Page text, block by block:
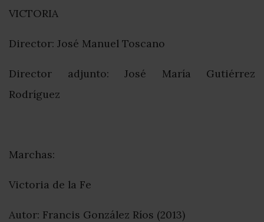
VICTORIA
Director: José Manuel Toscano
Director adjunto: José María Gutiérrez
Rodríguez
Marchas:
Victoria de la Fe
Autor: Francis González Ríos (2013)